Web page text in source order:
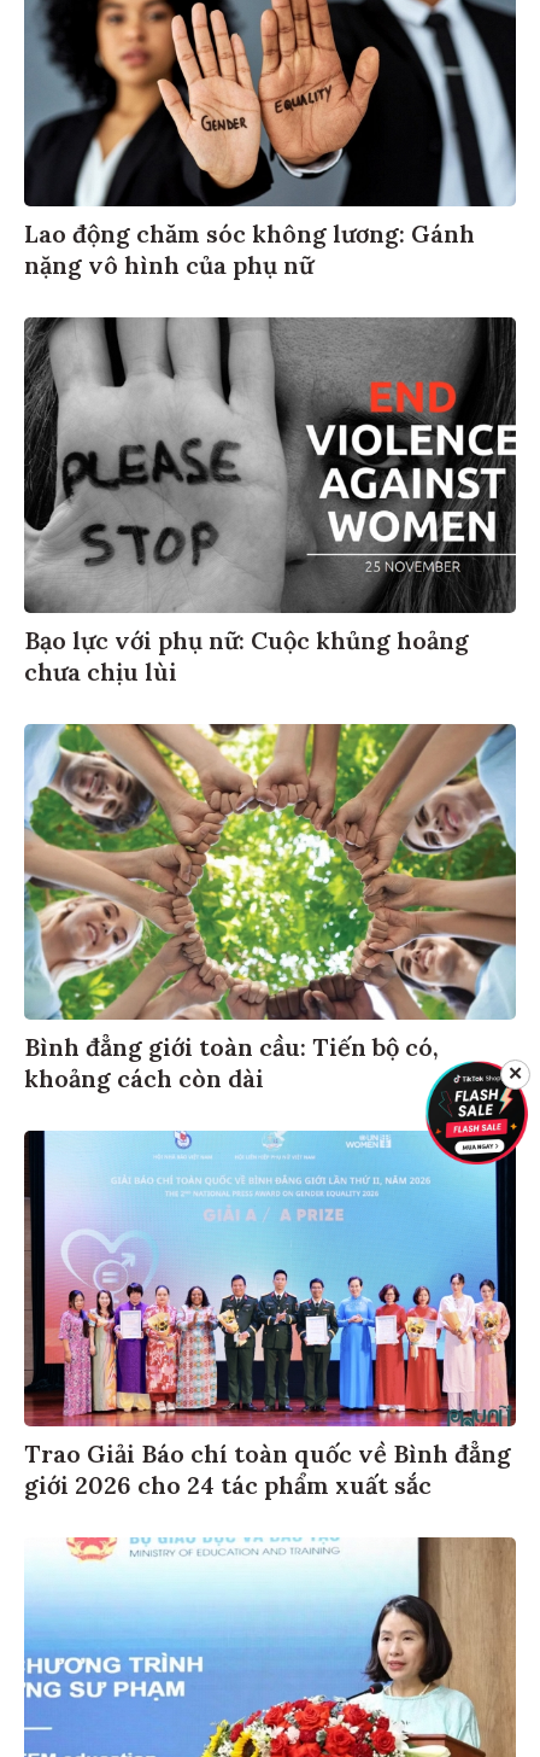
Lao động chăm sóc không lương: Gánh
nặng vô hình của phụ nữ
Bạo lực với phụ nữ: Cuộc khủng hoảng
chưa chịu lùi
Bình đẳng giới toàn cầu: Tiến bộ có,
khoảng cách còn dài
Trao Giải Báo chí toàn quốc về Bình đẳng
giới 2026 cho 24 tác phẩm xuất sắc
✕